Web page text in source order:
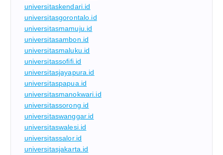
universitaskendari.id
universitasgorontalo.id
universitasmamuju.id
universitasambon.id
universitasmaluku.id
universitassofifi.id
universitasjayapura.id
universitaspapua.id
universitasmanokwari.id
universitassorong.id
universitaswanggar.id
universitaswalesi.id
universitassalor.id
universitasjakarta.id